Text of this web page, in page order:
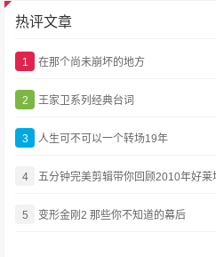
热评文章
1 在那个尚未崩坏的地方
2 王家卫系列经典台词
3 人生可不可以一个转场19年
4 五分钟完美剪辑带你回顾2010年好莱
5 变形金刚2 那些你不知道的幕后